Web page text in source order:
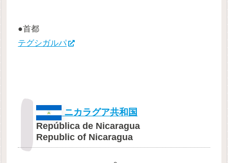
●首都
テグシガルパ
ニカラグア共和国
República de Nicaragua
Republic of Nicaragua